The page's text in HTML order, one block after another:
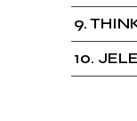
9
10